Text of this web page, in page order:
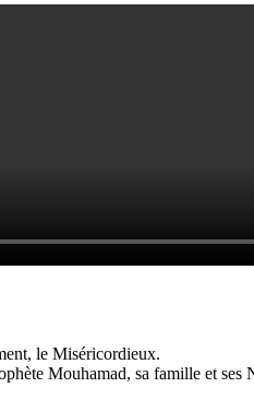
le Miséricordieux.
Mouhamad, sa famille et ses